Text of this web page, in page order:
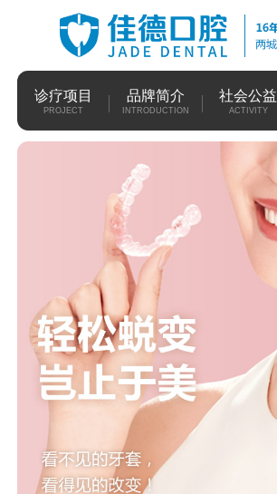
诊疗项目
PROJECT
品牌简介
INTRODUCTION
社会公益
ACTIVITY